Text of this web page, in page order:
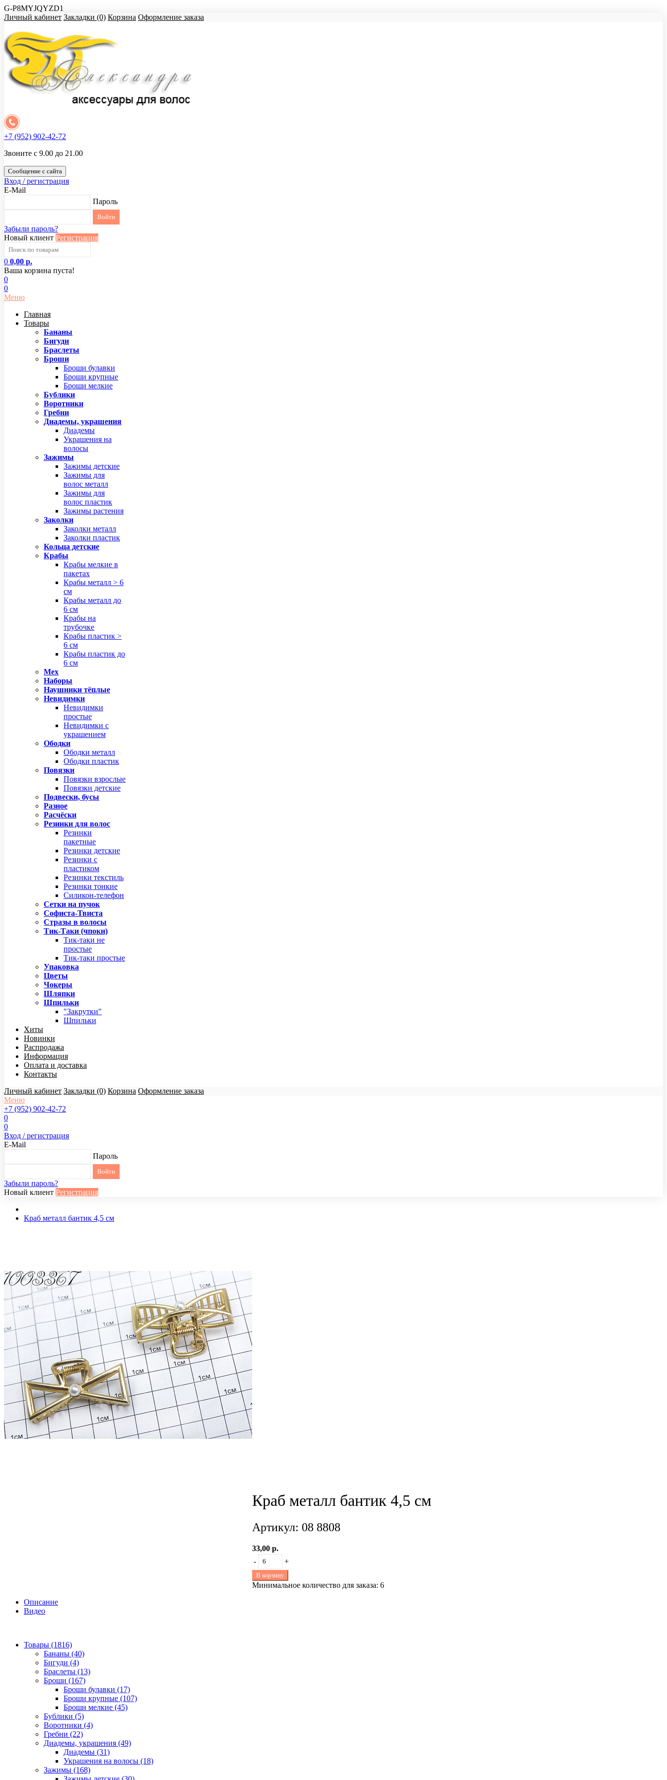
G-P8MYJQYZD1
Личный кабинет Закладки (0) Корзина Оформление заказа
+7 (952) 902-42-72
Звоните с 9.00 до 21.00
Сообщение с сайта
Вход / регистрация
E-Mail
Пароль
Забыли пароль?
Новый клиент Регистрация
0 0,00 р.
Ваша корзина пуста!
0
0
Меню
Главная
Товары
Бананы
Бигуди
Браслеты
Броши
Броши булавки
Броши крупные
Броши мелкие
Бублики
Воротники
Гребни
Диадемы, украшения
Диадемы
Украшения на
волосы
Зажимы
Зажимы детские
Зажимы для
волос металл
Зажимы для
волос пластик
Зажимы растения
Заколки
Заколки металл
Заколки пластик
Кольца детские
Крабы
Крабы мелкие в
пакетах
Крабы металл > 6
см
Крабы металл до
6 см
Крабы на
трубочке
Крабы пластик >
6 см
Крабы пластик до
6 см
Мех
Наборы
Наушники тёплые
Невидимки
Невидимки
простые
Невидимки с
украшением
Ободки
Ободки металл
Ободки пластик
Повязки
Повязки взрослые
Повязки детские
Подвески, бусы
Разное
Расчёски
Резинки для волос
Резинки
пакетные
Резинки детские
Резинки с
пластиком
Резинки текстиль
Резинки тонкие
Силикон-телефон
Сетки на пучок
Софиста-Твиста
Стразы в волосы
Тик-Таки (чпоки)
Тик-таки не
простые
Тик-таки простые
Упаковка
Цветы
Чокеры
Шляпки
Шпильки
"Закрутки"
Шпильки
Хиты
Новинки
Распродажа
Информация
Оплата и доставка
Контакты
Личный кабинет Закладки (0) Корзина Оформление заказа
Меню
+7 (952) 902-42-72
0
0
Вход / регистрация
E-Mail
Пароль
Забыли пароль?
Новый клиент Регистрация
Краб металл бантик 4,5 см
Краб металл бантик 4,5 см
Артикул: 08 8808
33,00 р.
-
+
В корзину
Минимальное количество для заказа: 6
Описание
Видео
Товары (1816)
Бананы (40)
Бигуди (4)
Браслеты (13)
Броши (167)
Броши булавки (17)
Броши крупные (107)
Броши мелкие (45)
Бублики (5)
Воротники (4)
Гребни (22)
Диадемы, украшения (49)
Диадемы (31)
Украшения на волосы (18)
Зажимы (168)